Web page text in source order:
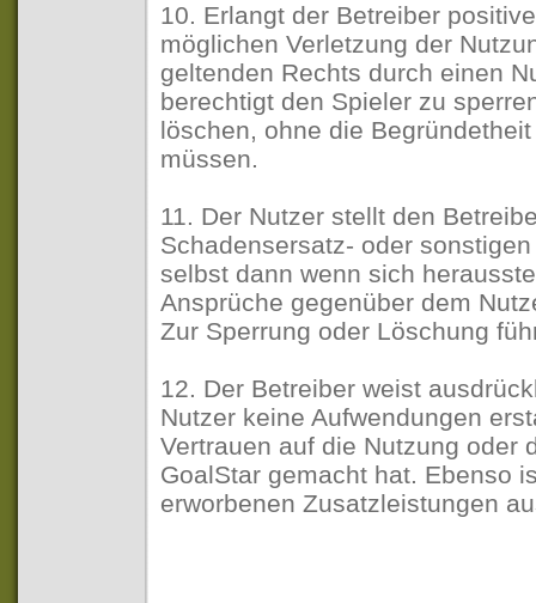
10. Erlangt der Betreiber
möglichen Verletzung der
geltenden Rechts durch einen
berechtigt den Spieler zu
löschen, ohne die
müssen.
11. Der Nutzer stellt den
Schadensersatz- oder
selbst dann wenn sich
Ansprüche gegenüber dem
Zur Sperrung oder Löschung
12. Der Betreiber weist
Nutzer keine Aufwendungen
Vertrauen auf die Nutzung oder
GoalStar gemacht hat. Ebenso
erworbenen Zusatzleistungen